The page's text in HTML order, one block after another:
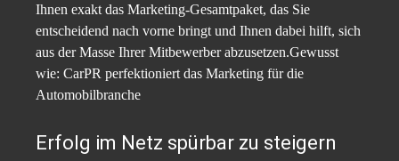
Ihnen exakt das Marketing-Gesamtpaket, das Sie
entscheidend nach vorne bringt und Ihnen dabei hilft, sich
aus der Masse Ihrer Mitbewerber abzusetzen.Gewusst
wie: CarPR perfektioniert das Marketing für die
Automobilbranche
Erfolg im Netz spürbar zu steigern